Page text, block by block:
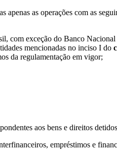
apenas as operações com as
com exceção do Banco
mencionadas no inciso I do
da regulamentação em vigor;
aos bens e direitos
empréstimos e